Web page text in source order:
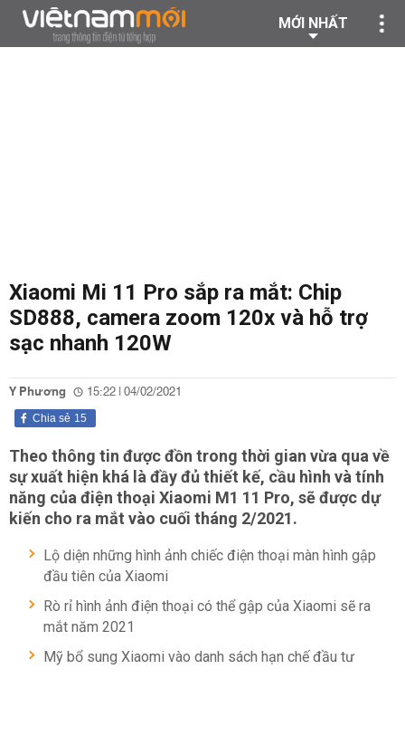
MỚI NHẤT
Xiaomi Mi 11 Pro sắp ra mắt: Chip
SD888, camera zoom 120x và hỗ trợ
sạc nhanh 120W
Y Phương 15:22 | 04/02/2021
15
Chia sẻ
Theo thông tin được đồn trong thời gian vừa qua về
sự xuất hiện khá là đầy đủ thiết kế, cầu hình và tính
năng của điện thoại Xiaomi M1 11 Pro, sẽ được dự
kiến cho ra mắt vào cuối tháng 2/2021.
Lộ diện những hình ảnh chiếc điện thoại màn hình gập
đầu tiên của Xiaomi
Rò rỉ hình ảnh điện thoại có thể gập của Xiaomi sẽ ra
mắt năm 2021
Mỹ bổ sung Xiaomi vào danh sách hạn chế đầu tư